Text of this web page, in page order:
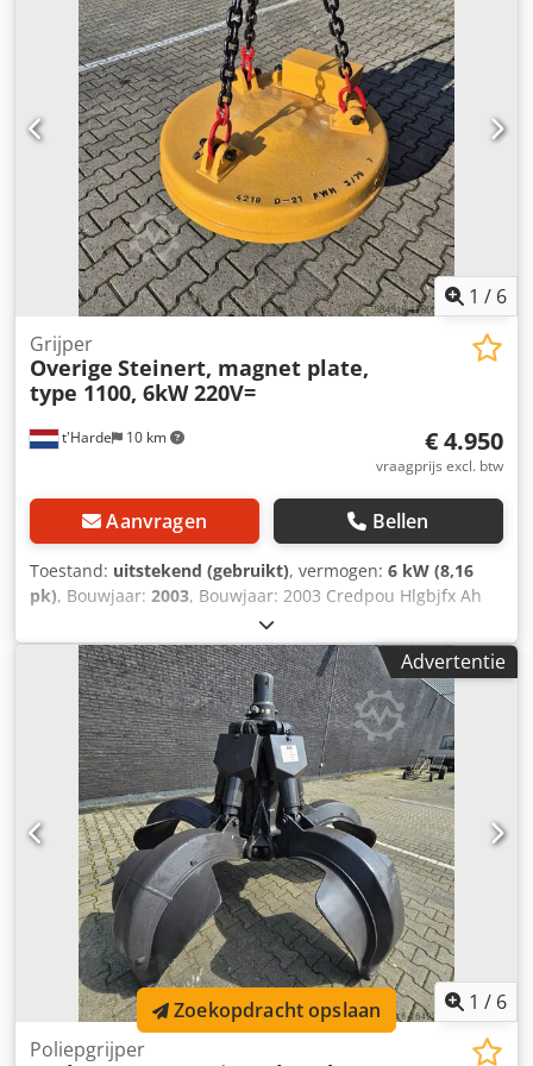
1 / 6
t'Harde 10 km
Grijper
Overige Steinert, magnet plate,
type 1100, 6kW 220V=
€ 4.950
vraagprijs excl. btw
Aanvragen Bellen
Toestand: uitstekend (gebruikt), vermogen: 6 kW (8,16
pk), Bouwjaar: 2003, Bouwjaar: 2003 Credpou Hlgbjfx Ah
Dof Technische staat: zeer goed Optische staat: zeer goed
Schade: geen Neem contact op met Ferdinand Pater voor
meer informatie.
Advertentie
1 / 6
Poliepgrijper
Zoekopdracht opslaan